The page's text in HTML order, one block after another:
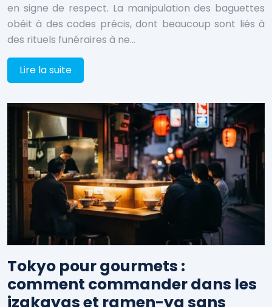
en signe de respect. La manipulation des baguettes
obéit à des codes précis, dont beaucoup sont liés à
des rituels funéraires à ne…
Lire la suite
Tokyo pour gourmets :
comment commander dans les
izakayas et ramen-ya sans